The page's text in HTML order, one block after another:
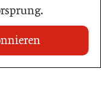
ein
Wiener